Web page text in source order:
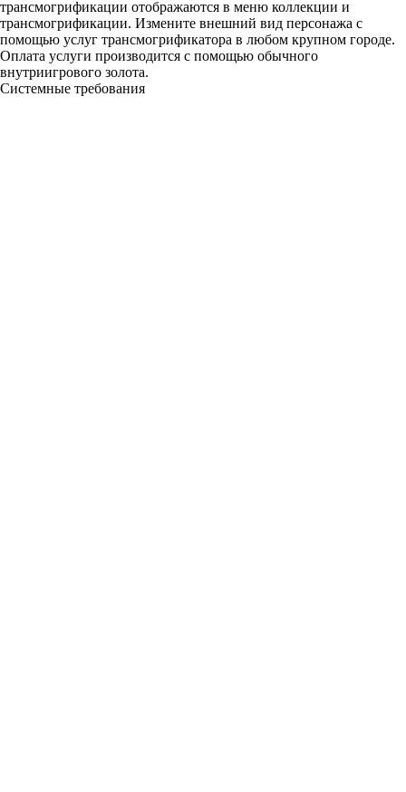
трансмогрификации отображаются в меню коллекции и
трансмогрификации. Измените внешний вид персонажа с
помощью услуг трансмогрификатора в любом крупном городе.
Оплата услуги производится с помощью обычного
внутриигрового золота.
Системные требования